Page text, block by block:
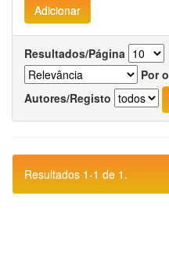
Resultados/Página
Por
Autores/Registo
Resultados 1-1 de 1.